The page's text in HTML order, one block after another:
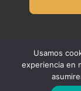
Usamos
experiencia en